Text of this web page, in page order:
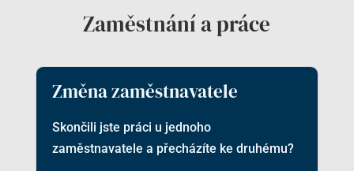
Zaměstnání a práce
Změna zaměstnavatele
Skončili jste práci u jednoho
zaměstnavatele a přecházíte ke druhému?